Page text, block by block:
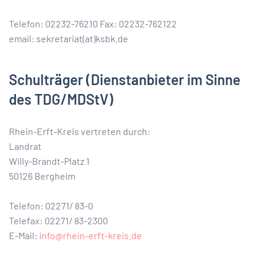
Telefon: 02232-76210 Fax: 02232-762122
email: sekretariat(at)ksbk.de
Schulträger(Dienstanbieter im Sinne
des TDG/MDStV)
Rhein-Erft-Kreis vertreten durch:
Landrat
Willy-Brandt-Platz 1
50126 Bergheim
Telefon: 02271/ 83-0
Telefax: 02271/ 83-2300
E-Mail: info@rhein-erft-kreis.de